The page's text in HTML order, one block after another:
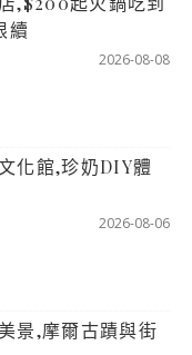
續
2026-08-08
化館,珍奶DIY體
2026-08-06
景,摩爾古蹟與街